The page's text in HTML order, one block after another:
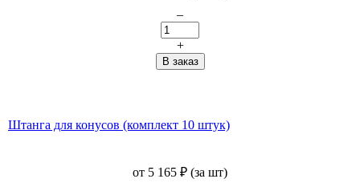
–
+
Штанга для конусов (комплект 10 штук)
от 5 165 ₽ (за шт)